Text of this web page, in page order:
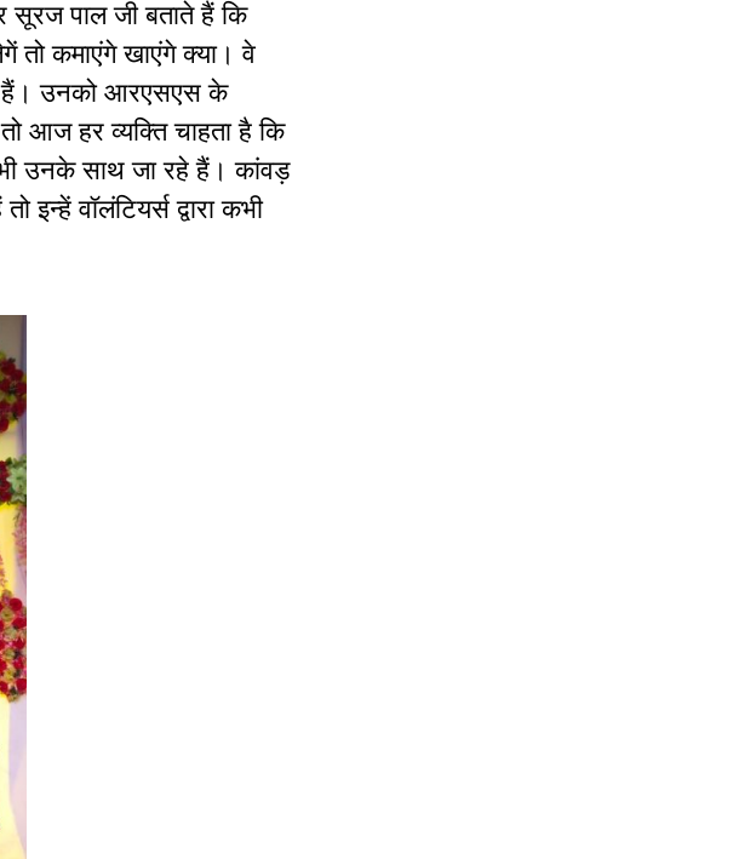
सूरज पाल जी बताते हैं कि
तो कमाएंगे खाएंगे क्या। वे
हैं। उनको आरएसएस के
आज हर व्यक्ति चाहता है कि
उनके साथ जा रहे हैं। कांवड़
वॉलंटियर्स द्वारा कभी